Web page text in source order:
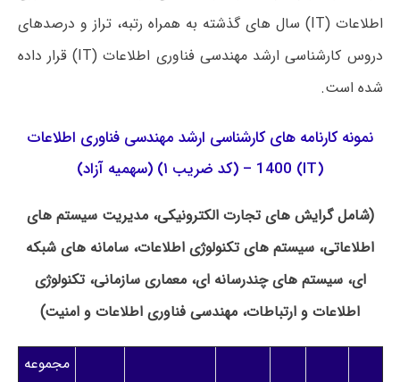
اطلاعات (IT) سال های گذشته به همراه رتبه، تراز و درصدهای
دروس کارشناسی ارشد مهندسی فناوری اطلاعات (IT) قرار داده
شده است.
نمونه کارنامه های کارشناسی ارشد مهندسی فناوری اطلاعات
(IT) 1400 – (کد ضریب ۱) (سهمیه آزاد)
(شامل گرایش های تجارت الکترونیکی، مدیریت سیستم های
اطلاعاتی، سیستم های تکنولوژی اطلاعات، سامانه های شبکه
ای، سیستم های چندرسانه ای، معماری سازمانی، تکنولوژی
اطلاعات و ارتباطات، مهندسی فناوری اطلاعات و امنیت)
مجموعه